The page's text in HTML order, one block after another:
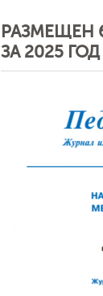
РАЗМЕЩЕН
ЗА 2025 ГОД